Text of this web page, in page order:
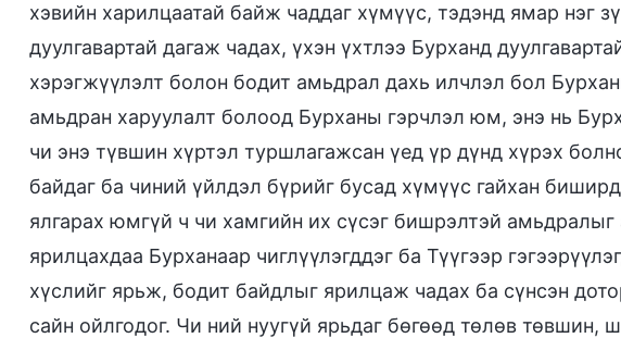
хэвийн харилцаатай байж чаддаг хүмүүс, тэдэнд ямар нэг
дуулгавартай дагаж чадах, үхэн үхтлээ Бурханд
хэрэгжүүлэлт болон бодит амьдрал дахь илчлэл бол
амьдран харуулалт болоод Бурханы гэрчлэл юм, энэ нь
чи энэ түвшин хүртэл туршлагажсан үед үр дүнд хүрэх
байдаг ба чиний үйлдэл бүрийг бусад хүмүүс гайхан
ялгарах юмгүй ч чи хамгийн их сүсэг бишрэлтэй
ярилцахдаа Бурханаар чиглүүлэгддэг ба Түүгээр
хүслийг ярьж, бодит байдлыг ярилцаж чадах ба сүнсэн
сайн ойлгодог. Чи ний нуугүй ярьдаг бөгөөд төлөв төвшин,